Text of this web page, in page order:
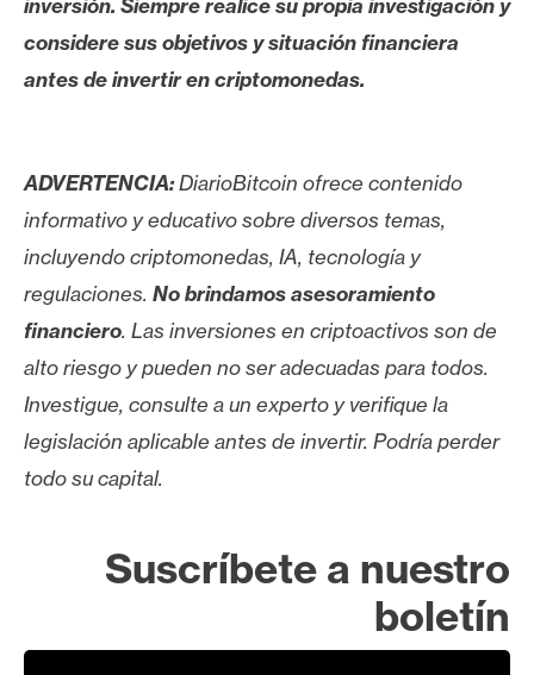
inversión. Siempre realice su propia investigación y
considere sus objetivos y situación financiera
antes de invertir en criptomonedas.
ADVERTENCIA:DiarioBitcoin ofrece contenido
informativo y educativo sobre diversos temas,
incluyendo criptomonedas, IA, tecnología y
regulaciones. No brindamos asesoramiento
financiero. Las inversiones en criptoactivos son de
alto riesgo y pueden no ser adecuadas para todos.
Investigue, consulte a un experto y verifique la
legislación aplicable antes de invertir. Podría perder
todo su capital.
Suscríbete a nuestro
boletín